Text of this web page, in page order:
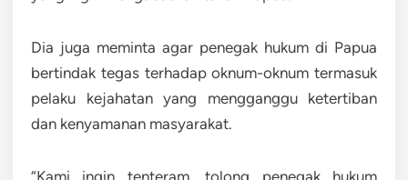
Dia juga meminta agar penegak hukum di Papua
bertindak tegas terhadap oknum-oknum termasuk
pelaku kejahatan yang mengganggu ketertiban
dan kenyamanan masyarakat.
“Kami ingin tenteram, tolong penegak hukum